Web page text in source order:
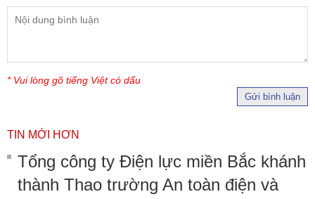
* Vui lòng gõ tiếng Việt có dấu
Gửi bình luận
TIN MỚI HƠN
Tổng công ty Điện lực miền Bắc khánh
thành Thao trường An toàn điện và